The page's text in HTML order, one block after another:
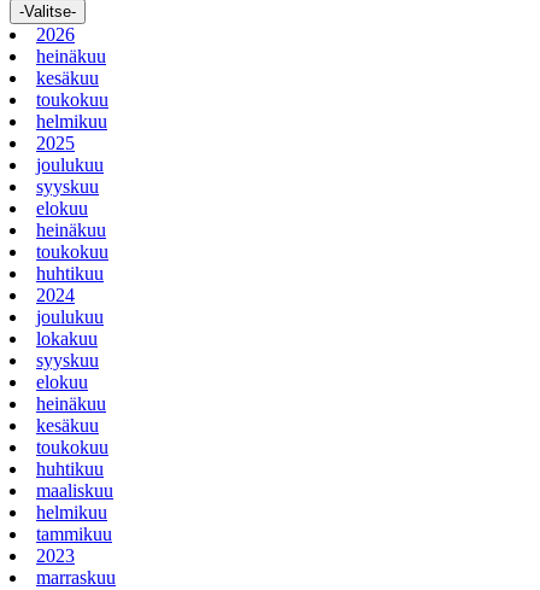
-Valitse-
2026
heinäkuu
kesäkuu
toukokuu
helmikuu
2025
joulukuu
syyskuu
elokuu
heinäkuu
toukokuu
huhtikuu
2024
joulukuu
lokakuu
syyskuu
elokuu
heinäkuu
kesäkuu
toukokuu
huhtikuu
maaliskuu
helmikuu
tammikuu
2023
marraskuu